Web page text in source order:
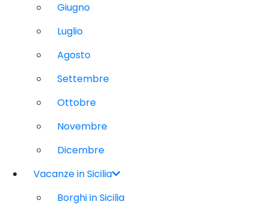
Giugno
Luglio
Agosto
Settembre
Ottobre
Novembre
Dicembre
Vacanze in Sicilia
Borghi in Sicilia